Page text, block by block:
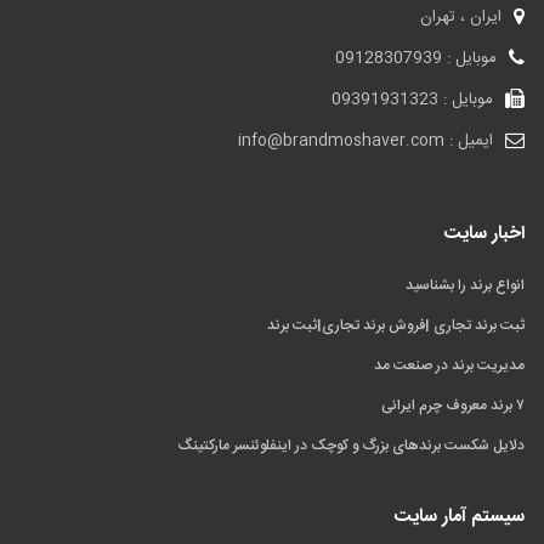
ایران ، تهران
موبایل : 09128307939
موبایل : 09391931323
ایمیل : info@brandmoshaver.com
اخبار سایت
انواع برند را بشناسید
ثبت برند تجاری |فروش برند تجاری|ثبت برند
مدیریت برند در صنعت مد
۷ برند معروف چرم ایرانی
دلایل شکست برندهای بزرگ و کوچک در اینفلوئنسر مارکتینگ
سیستم آمار سایت